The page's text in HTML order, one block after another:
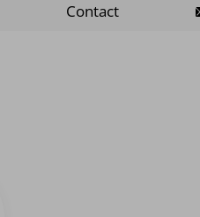
Contact